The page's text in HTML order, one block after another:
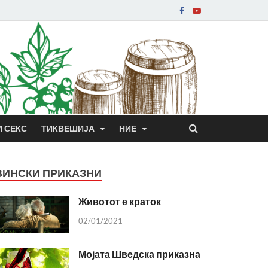
СЕКС ТИКВЕШИЈА НИЕ
ПРИКАЗНИ
Животот е краток
02/01/2021
Мојата Шведска приказна